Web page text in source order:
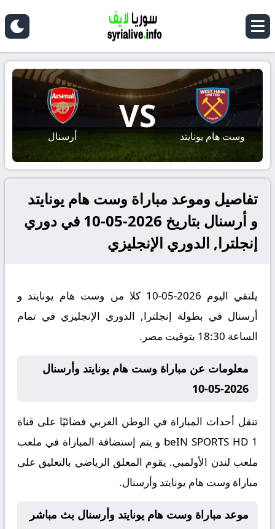
وست هام يونايتد
VS
أرسنال
تفاصيل وموعد مباراة وست هام يونايتد
و أرسنال بتاريخ 2026-05-10 في دوري
إنجلترا, الدوري الإنجليزي
يلتقي اليوم 2026-05-10 كلا من وست هام يونايتد و
أرسنال في بطولة إنجلترا, الدوري الإنجليزي في تمام
الساعة 18:30 بتوقيت مصر.
معلومات عن مباراة وست هام يونايتد وأرسنال
2026-05-10
تنقل أحداث المباراة في الوطن العربي فضائيًا على قناة
beIN SPORTS HD 1 و يتم إستضافة المباراة في ملعب
ملعب لندن الأولمبي. يقوم المعلق الرياضي بالتعليق على
مباراة وست هام يونايتد وأرسنال.
موعد مباراة وست هام يونايتد وأرسنال بث مباشر